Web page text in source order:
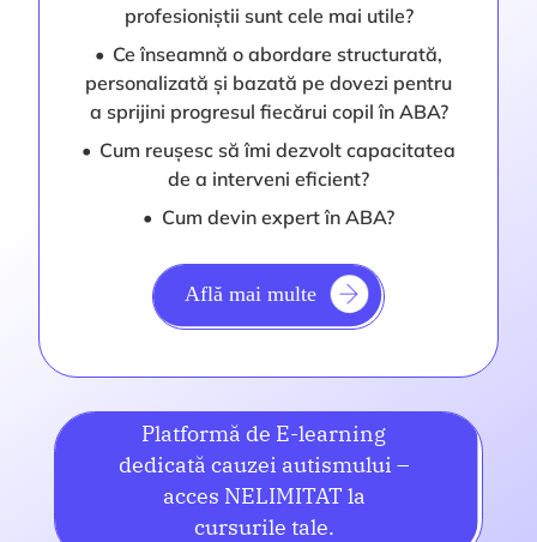
profesioniștii sunt cele mai utile?
Ce înseamnă o abordare structurată,
personalizată și bazată pe dovezi pentru
a sprijini progresul fiecărui copil în ABA?
Cum reușesc să îmi dezvolt capacitatea
de a interveni eficient?
Cum devin expert în ABA?
Află mai multe
Platformă de E-learning
dedicată cauzei autismului –
acces NELIMITAT la
cursurile tale.